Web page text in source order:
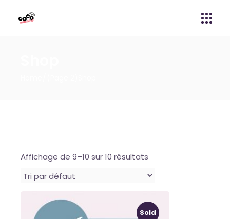
Affichage de 9–10 sur 10 résultats
Sold